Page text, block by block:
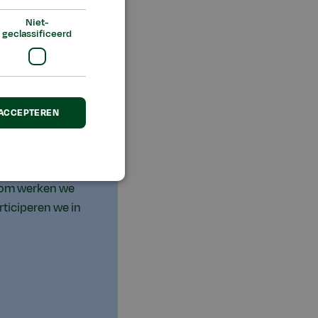
werken we
we in
Niet-
geclassificeerd